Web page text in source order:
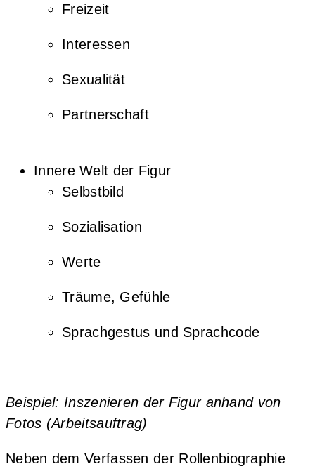
Frei­zeit
Inter­es­sen
Sexua­li­tät
Part­ner­schaft
Inne­re Welt der Figur
Selbst­bild
Sozia­li­sa­ti­on
Wer­te
Träu­me, Gefühle
Sprach­ges­tus und Sprachcode
Bei­spiel: Insze­nie­ren der Figur anhand von
Fotos (Arbeits­auf­trag)
Neben dem Ver­fas­sen der Rol­len­bio­gra­phie